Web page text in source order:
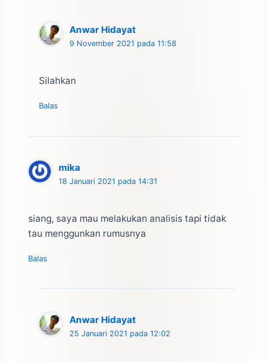
Anwar Hidayat
9 November 2021 pada 11:58
Silahkan
Balas
mika
18 Januari 2021 pada 14:31
siang, saya mau melakukan analisis tapi tidak
tau menggunkan rumusnya
Balas
Anwar Hidayat
25 Januari 2021 pada 12:02